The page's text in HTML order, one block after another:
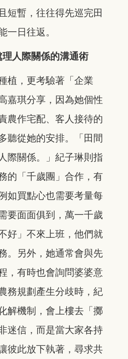
短暫，往往得先巡完田
一日往返。
理人際關係的溝通術
植，更考驗著「企業
嘉琪分享，因為她個性
農作宅配、客人接待的
聽從她的安排。「田間
際關係。」紀子琳則指
的「千歲團」合作，有
如買點心也需要考量每
要面面俱到，萬一千歲
好」不來上班，他們就
。另外，她通常會與先
，有時也會詢問婆婆意
務規劃產生分歧時，紀
解機制，會上樓去「擲
迷信，而是當大家各持
彼此放下執著，尋求共